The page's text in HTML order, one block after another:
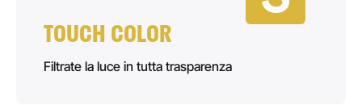
TOUCH COLOR
Filtrate la luce in tutta trasparenza